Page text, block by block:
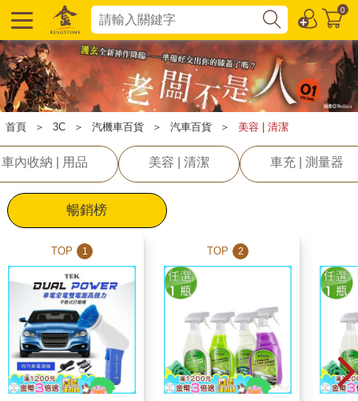
0
首頁 ＞ 3C ＞ 汽機車百貨 ＞ 汽車百貨 ＞ 美容 | 清潔
車內收納 | 用品 美容 | 清潔 車充 | 測量器
暢銷榜
TOP 1 TOP 2